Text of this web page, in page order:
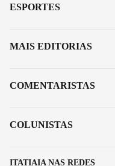
ITATIAIA NAS REDES
ESPORTES
MAIS EDITORIAS
COMENTARISTAS
COLUNISTAS